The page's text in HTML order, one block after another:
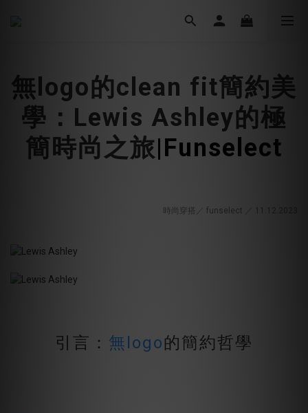
無logo的clean fit簡約美
學：Lewis Ashley的極
簡時尚之旅|Funselect
時尚穿搭／ funselect ／ 11.12
引言： 無logo的簡約哲學